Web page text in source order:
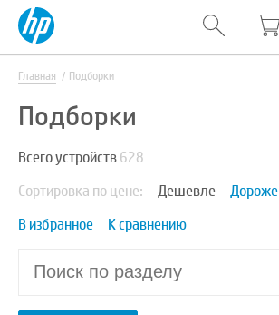
Главная Подборки
Подборки
Всего устройств628
Сортировка по цене:
Дешевле
Дороже
В избранное
К сравнению